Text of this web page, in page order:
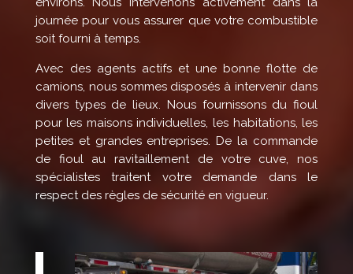
journée pour vous assurer que votre combustible
soit fourni à temps.
Avec des agents actifs et une bonne flotte de
camions, nous sommes disposés à intervenir dans
divers types de lieux. Nous fournissons du fioul
pour les maisons individuelles, les habitations, les
petites et grandes entreprises. De la commande
de fioul au ravitaillement de votre cuve, nos
spécialistes traitent votre demande dans le
respect des règles de sécurité en vigueur.